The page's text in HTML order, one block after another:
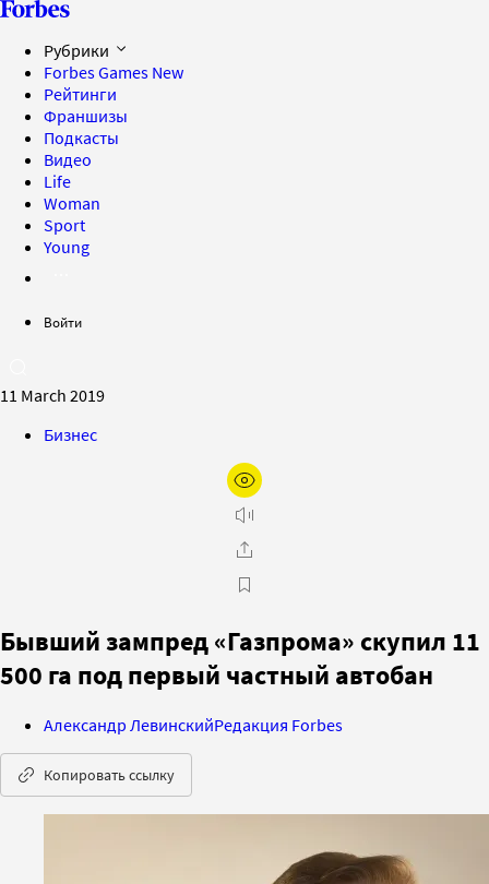
Рубрики
Forbes Games New
Рейтинги
Франшизы
Подкасты
Видео
Life
Woman
Sport
Young
Войти
11 March 2019
Бизнес
Бывший зампред «Газпрома» скупил 11
500 га под первый частный автобан
Александр ЛевинскийРедакция Forbes
Копировать ссылку